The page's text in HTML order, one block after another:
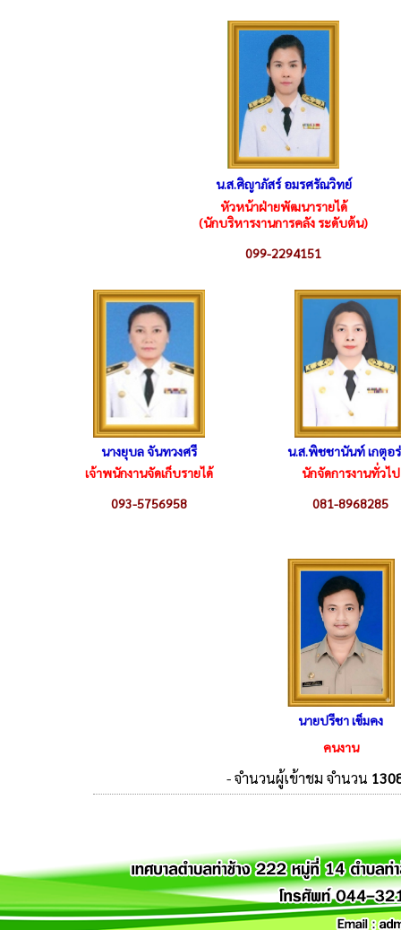
น.ส.ศิญาภัสร์ อมรศรัณวิทย์
หัวหน้าฝ่ายพัฒนารายได้
(นักบริหารงานการคลัง ระดับต้น)
099-2294151
นางยุบล จันทวงศรี
น.ส.พิชชานันท์ เกตุอ
เจ้าพนักงานจัดเก็บรายได้
093-5756958
นักจัดการงานทั่วไป
081-8968285
นายปรีชา เข็มคง
คนงาน
- จำนวนผู้เข้าชม จำนวน